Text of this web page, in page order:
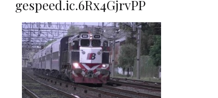
gespeed.ic.6Rx4GjrvPP